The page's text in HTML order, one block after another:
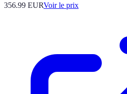
356.99 EURVoir le prix